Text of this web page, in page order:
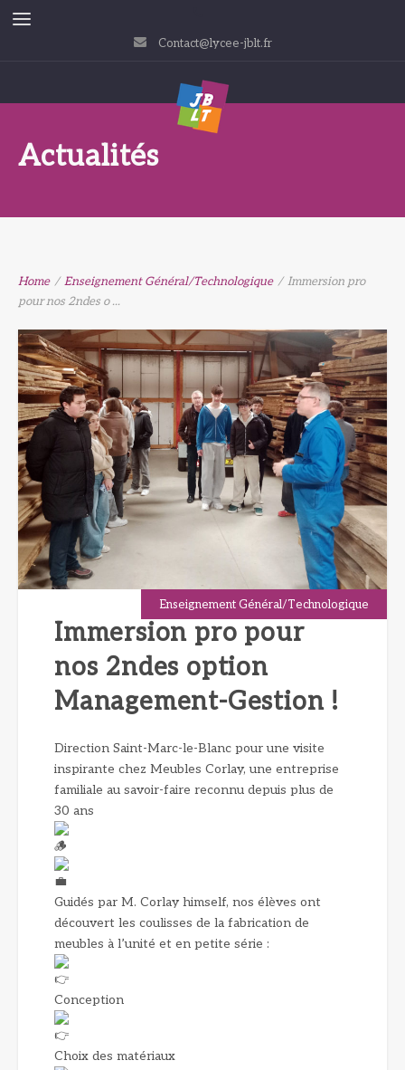
Contact@lycee-jblt.fr
Actualités
Home /Enseignement Général/Technologique /Immersion pro
pour nos 2ndes o ...
Enseignement Général/Technologique
Immersion pro pour
nos 2ndes option
Management-Gestion !
Direction Saint-Marc-le-Blanc pour une visite
inspirante chez Meubles Corlay, une entreprise
familiale au savoir-faire reconnu depuis plus de
30 ans
Guidés par M. Corlay himself, nos élèves ont
découvert les coulisses de la fabrication de
meubles à l’unité et en petite série :
Conception
Choix des matériaux